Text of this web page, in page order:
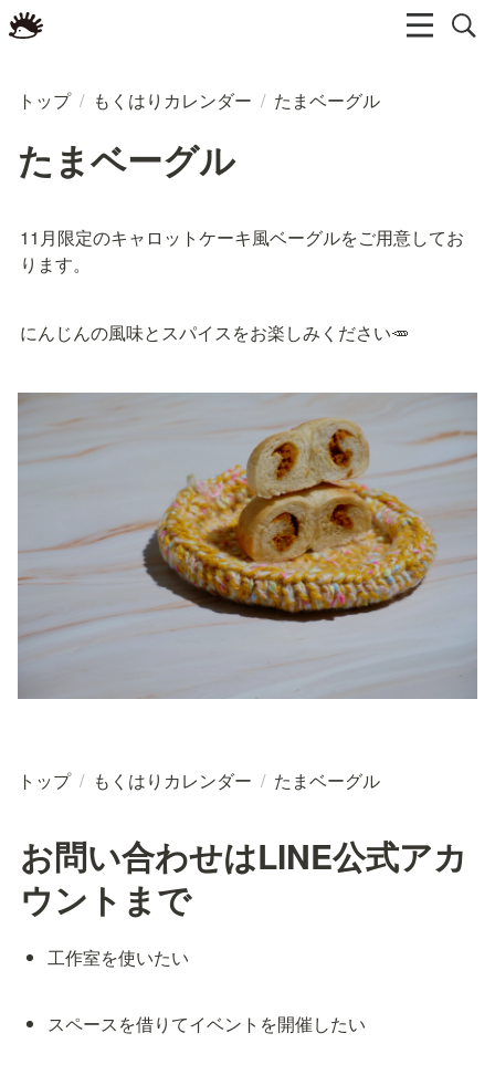
トップ / もくはりカレンダー / たまベーグル
たまベーグル
11月限定のキャロットケーキ風ベーグルをご用意してお
ります。
にんじんの風味とスパイスをお楽しみください🥕
トップ / もくはりカレンダー / たまベーグル
お問い合わせはLINE公式アカ
ウントまで
工作室を使いたい
スペースを借りてイベントを開催したい